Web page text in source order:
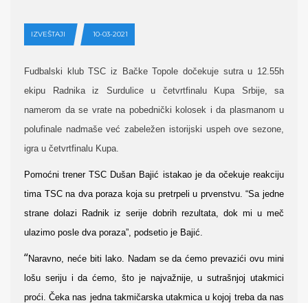
IZVEŠTAJI 10-03-2021
Fudbalski klub TSC iz Bačke Topole dočekuje sutra u 12.55h
ekipu Radnika iz Surdulice u četvrtfinalu Kupa Srbije, sa
namerom da se vrate na pobednički kolosek i da plasmanom u
polufinale nadmaše već zabeležen istorijski uspeh ove sezone,
igra u četvrtfinalu Kupa.
Pomoćni trener TSC Dušan Bajić istakao je da očekuje reakciju
tima TSC na dva poraza koja su pretrpeli u prvenstvu. “Sa jedne
strane dolazi Radnik iz serije dobrih rezultata, dok mi u meč
ulazimo posle dva poraza”, podsetio je Bajić.
“Naravno, neće biti lako. Nadam se da ćemo prevazići ovu mini
lošu seriju i da ćemo, što je najvažnije, u sutrašnjoj utakmici
proći. Čeka nas jedna takmičarska utakmica u kojoj treba da nas